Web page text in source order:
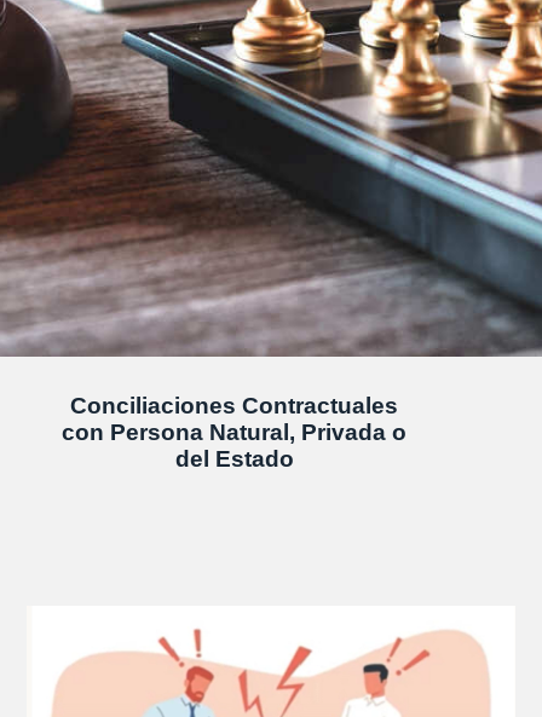
Conciliaciones Contractuales
con Persona Natural, Privada o
del Estado